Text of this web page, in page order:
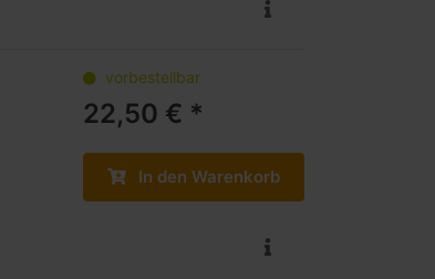
vorbestellbar
22,50 € *
In den Warenkorb